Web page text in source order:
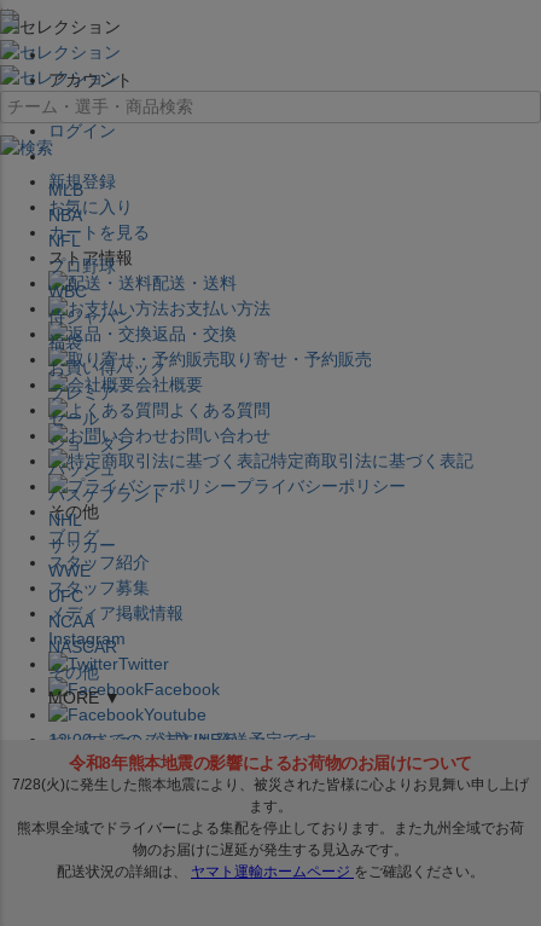
×
アカウント
ログイン
新規登録
お気に入り
カートを見る
ストア情報
配送・送料
お支払い方法
返品・交換
取り寄せ・予約販売
会社概要
よくある質問
お問い合わせ
特定商取引法に基づく表記
プライバシーポリシー
その他
ブログ
スタッフ紹介
スタッフ募集
メディア掲載情報
Instagram
Twitter
Facebook
Youtube
セレクション公式LINE@
MLB
NBA
NFL
プロ野球
WBC
侍ジャパン
福袋
お買い得パック
プレミア
セール
ジョーダン
バッシュ
バスケブランド
NHL
サッカー
WWE
UFC
NCAA
NASCAR
その他
MORE ▼
12:00までのご注文は発送予定です。
在庫品は 1-3営業日内で発送!! ※お取寄せ商品は対象外